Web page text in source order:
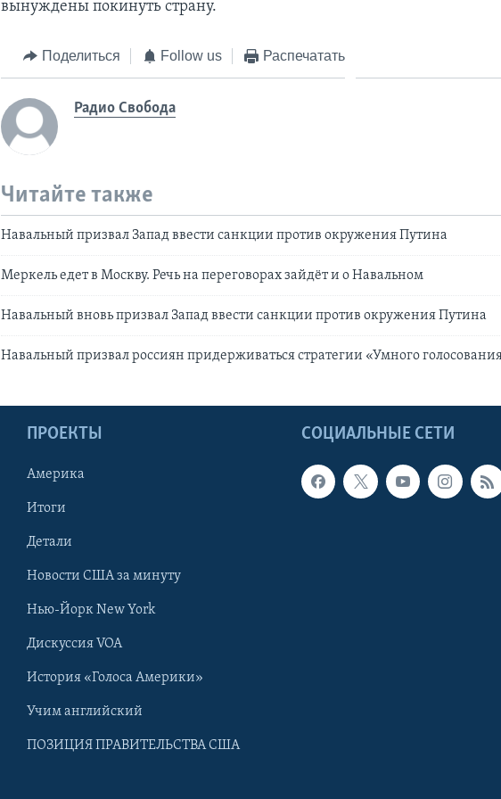
вынуждены покинуть страну.
Поделиться Follow us Распечатать
Радио Свобода
Читайте также
Навальный призвал Запад ввести санкции против окружения Путина
Меркель едет в Москву. Речь на переговорах зайдёт и о Навальном
Навальный вновь призвал Запад ввести санкции против окружения Путина
Навальный призвал россиян придерживаться стратегии «Умного
СОЦИАЛЬНЫЕ СЕТИ
ПРОЕКТЫ
Америка
Итоги
Детали
Новости США за минуту
Нью-Йорк New York
Дискуссия VOA
История «Голоса Америки»
Учим английский
ПОЗИЦИЯ ПРАВИТЕЛЬСТВА США